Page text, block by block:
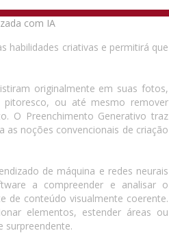
habilidades criativas e permitirá que
originalmente em suas fotos,
ou até mesmo remover
O Preenchimento Generativo traz
as noções convencionais de criação
de máquina e redes neurais
a compreender e analisar o
de conteúdo visualmente coerente.
elementos, estender áreas ou
surpreendente.